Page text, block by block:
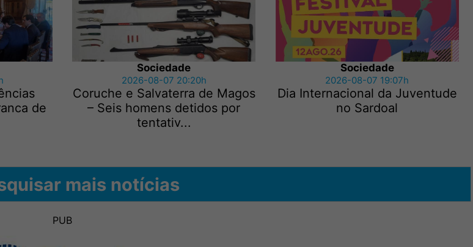
de
Sociedade
2026-08-07 20:20h
Coruche e Salvaterra de Magos
– Seis homens detidos por
tentativ...
Sociedade
2026-08-07 19:07h
Dia Internacional da Juventude
no Sardoal
mais notícias
PUB